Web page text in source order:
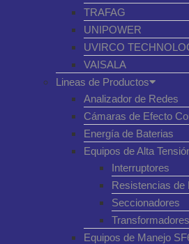
TRAFAG
UNIPOWER
UVIRCO
VAISALA
Lineas de Productos
Analizador de Redes
Cámaras de Efecto
Energía de Baterias
Equipos de Alta
Interruptores
Resistencias de
Seccionadores
Equipos de Manejo